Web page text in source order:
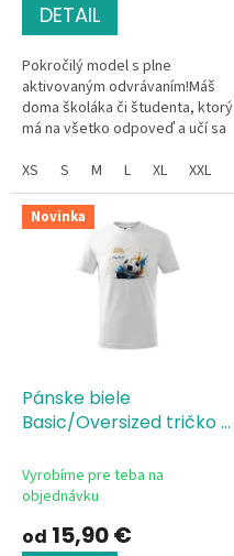
DETAIL
Pokročilý model s plne
aktivovaným odvrávaním!Máš
doma školáka či študenta, ktorý
má na všetko odpoveď a učí sa
netreba)? Toto tričko je tá...
XS S M L XL XXL
Novinka
Pánske biele
Basic/Oversized tričko s
Birthday
Vyrobíme pre teba na
objednávku
od 15,90 €